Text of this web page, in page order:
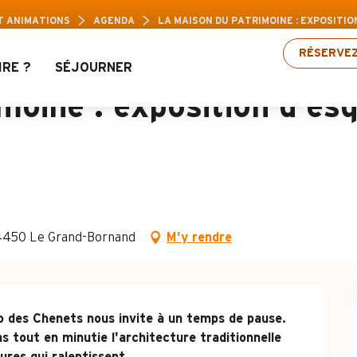
: Jusqu’à 30% de réduction sur une
? SÉJOURNER
ANIMATIONS AGENDA LA MAISON DU PATRIMOINE :
: exposition
Le Grand-Bornand
M'y rendre
Chenets nous invite à un temps de pause.
tout en minutie l'architecture traditionnelle